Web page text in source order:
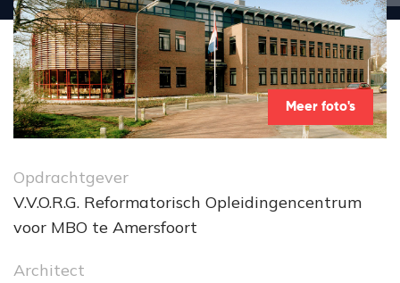
Meer foto's
Opdrachtgever
V.V.O.R.G. Reformatorisch Opleidingencentrum
voor MBO te Amersfoort
Architect